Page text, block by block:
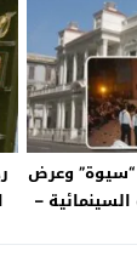
“سيوة” وعرض
السينمائية –